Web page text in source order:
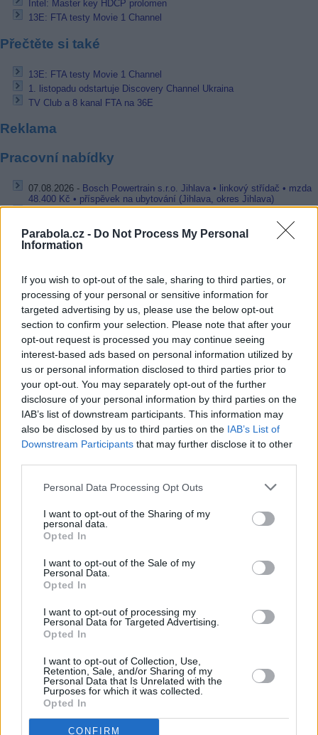
Parabola.cz - Do Not Process My Personal
Information
If you wish to opt-out of the sale, sharing to third parties, or
processing of your personal or sensitive information for
targeted advertising by us, please use the below opt-out
section to confirm your selection. Please note that after your
opt-out request is processed you may continue seeing
interest-based ads based on personal information utilized by
us or personal information disclosed to third parties prior to
your opt-out. You may separately opt-out of the further
disclosure of your personal information by third parties on the
IAB’s list of downstream participants. This information may
also be disclosed by us to third parties on the IAB’s List of
Downstream Participants that may further disclose it to other
Personal Data Processing Opt Outs
I want to opt-out of the Sharing of my
personal data.
Opted In
I want to opt-out of the Sale of my
Personal Data.
Opted In
I want to opt-out of processing my
Personal Data for Targeted Advertising.
Opted In
I want to opt-out of Collection, Use,
Retention, Sale, and/or Sharing of my
Personal Data that Is Unrelated with the
Purposes for which it was collected.
Opted In
CONFIRM
Intel: Master key HDCP prolomen
13E: FTA testy Movie 1 Channel
Přečtěte si také
13E: FTA testy Movie 1 Channel
1. listopadu odstartuje Discovery Channel Ukraina
TV Club a 8 kanal FTA na 36E
Reklama
Pracovní nabídky
07.08.2026 - Bosch Powertrain s.r.o. Jihlava • linkový střídač • mzda
48.400 Kč • příspěvek na ubytování (Jihlava, okres Jihlava)
Bosch Powertrain s.r.o. Jihlava • obsluha CNC strojů •
48.400 Kč • náborový bonus 50.000 Kč • příspěvek na ubytování
okres Jihlava)
06.08.2026 -
06.08.2026 - Bosch Powertrain s.r.o. • montážní dělník • mzda 44.700
týdenní zálohy na mzdu 2.000 Kč (Jihlava, okres Jihlava)
06.08.2026 -Bosch Powertrain s.r.o. Jihlava • práce ve skladu • mzda
48.400 Kč • náborový bonus 50.000 Kč • ubytování (Jihlava, okres
... další nabídky zaměstnání
Vybrané články
vysílacím týdnu
naladění na Skylinku
Dovolená u moře•Bazény